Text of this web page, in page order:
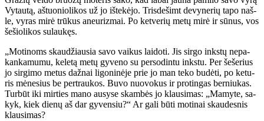
Vy­tau­tą, aš­tuo­nio­li­kos už jo iš­te­kė­jo. Tris­de­šimt de­vy­ne­rių ta­po naš­
le, vy­ras mi­rė trū­kus aneu­riz­mai. Po ket­ve­rių me­tų mi­rė ir sū­nus, vos
še­šio­li­kos su­lau­kęs.
„Mo­ti­noms skau­džiau­sia sa­vo vai­kus lai­do­ti. Jis sir­go inks­tų ne­pa­
kan­ka­mu­mu, ke­le­tą me­tų gy­ve­no su per­so­din­tu inks­tu. Per še­še­rius
jo sir­gi­mo me­tus daž­nai li­go­ni­nė­je prie jo man te­ko bu­dė­ti, po ke­tu­
ris mė­ne­sius be per­trau­kos. Bu­vo nuo­vo­kus ir pro­tin­gas ber­niu­kas.
Tur­būt iki mir­ties ma­no au­sy­se skam­bės jo klau­si­mas: „Ma­my­te, sa­
kyk, kiek die­nų aš dar gy­ven­siu?“ Ar ga­li bū­ti mo­ti­nai skau­des­nis
klau­si­mas?